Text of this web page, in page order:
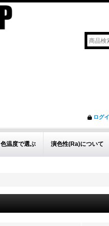
ログ
色温度で選ぶ 演色性(Ra)について